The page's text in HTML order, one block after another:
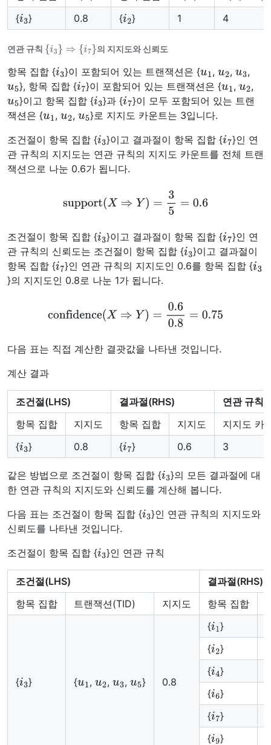
{i3} 0.8 {i2} 1 4
연관 규칙 {i3 }⇒ i7 의 지지도와 신뢰도
항목 집합 {i3}이 포함되어 있는 트랜잭션은 {u1 ,u2 ,u3 ,
u5}, 항목 집합 {i7 }이 포함되어 있는 트랜잭션은 {u1 ,u2 ,
u5}이고 항목 집합 {i3}과 {i7 }이 모두 포함되어 있는 트랜
잭션은 {u1 , u2 , u5}로 지지도 카운트는 3입니다.
조건절이 항목 집합 {i3}이고 결과절이 항목 집합 {i7 }인 연
관 규칙의 지지도는 연관 규칙의 지지도 카운트를 전체 트랜
잭션으로 나눈 0.6가 됩니다.
=0.6
조건절이 항목 집합 {i3}이고 결과절이 항목 집합 {i7}인 연
관 규칙의 신뢰도는 조건절이 항목 집합 {i3}이고 결과절이
항목 집합 {i7}인 연관 규칙의 지지도인 0.6를 항목 집합 {i3
}의 지지도인 0.8로 나눈 1가 됩니다.
0.8=
다음 표는 직접 계산한 결괏값을 나타낸 것입니다.
계산 결과
조건절(LHS) 결과절(RHS)
연관 규칙
항목 집합
지지도 항목 집합 지지도
지지도 카
{i3} 0.8 {i7 } 0.6 3
같은 방법으로 조건절이 항목 집합 {i3}의 모든 결과절에 대
한 연관 규칙의 지지도와 신뢰도를 계산해 봅니다.
다음 표는 조건절이 항목 집합 {i3}인 연관 규칙의 지지도와
신뢰도를 나타낸 것입니다.
조건절이 항목 집합 {i3}인 연관 규칙
조건절(LHS)
결과절(RHS)
항목 집합
트랜잭션(TID) 지지도 항목 집합
{i3} {u1 , u2 , u3 , u5} 0.8
{i1 }
{i2}
{i4}
{i6}
{i7 }
{i9}